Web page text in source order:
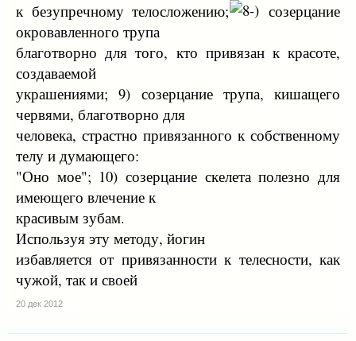
к безупречному телосложению;
созерцание
окровавленного трупа
благотворно для того, кто привязан к красоте,
создаваемой
украшениями; 9) созерцание трупа, кишащего
червями, благотворно для
человека, страстно привязанного к собственному
телу и думающего:
"Оно мое"; 10) созерцание скелета полезно для
имеющего влечение к
красивым зубам.
Используя эту методу, йогин
избавляется от привязанности к телесности, как
чужой, так и своей
20 дек 2012